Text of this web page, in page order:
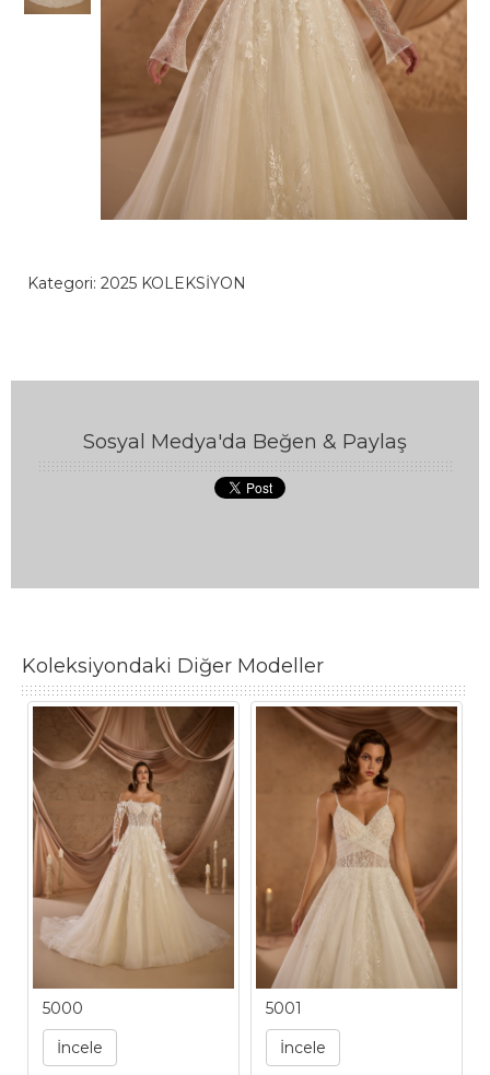
Kategori: 2025 KOLEKSİYON
Sosyal Medya'da Beğen & Paylaş
Koleksiyondaki Diğer Modeller
5000
İncele
5001
İncele